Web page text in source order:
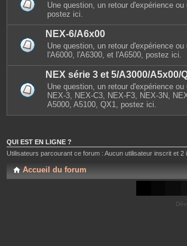
Une question, un retour d'expérience
postez ici.
NEX-6/A6x00
Une question, un retour d'expérience
l'A6000, l'A6300, et l'A6500, postez ici.
NEX série 3 et 5/A3000/A5x00/
Une question, un retour d'expérience
NEX-3, NEX-C3, NEX-F3, NEX-3N,
A5000, A5100, QX1, postez ici.
QUI EST EN LIGNE ?
Utilisateurs parcourant ce forum : Aucun utilisateur inscrit et 2
Accueil du forum